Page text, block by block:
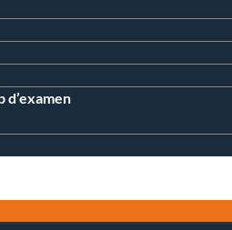
d’examen